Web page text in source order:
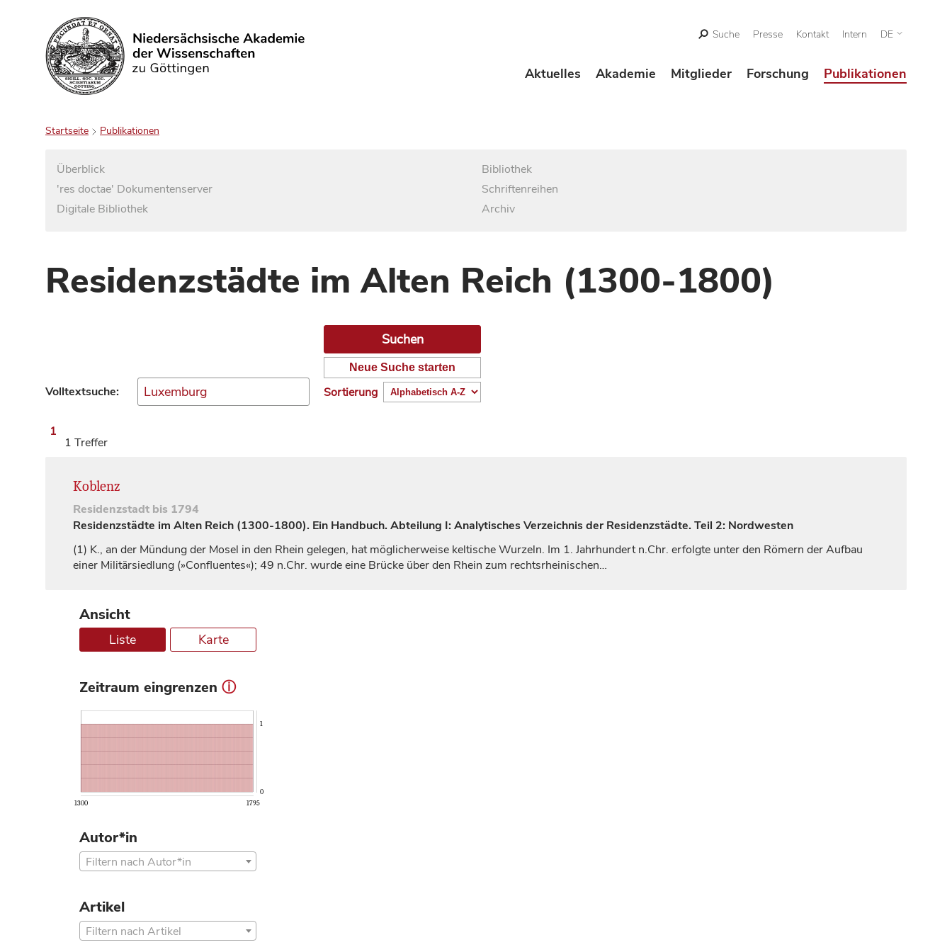
Suchen
Suche Presse Kontakt Intern DE
Aktuelles Akademie Mitglieder Forschung Publikationen
Startseite Publikationen
Überblick
'res doctae' Dokumentenserver
Digitale Bibliothek
Bibliothek
Schriftenreihen
Archiv
Residenzstädte im Alten Reich (1300-1800)
Volltextsuche:
Neue Suche starten
Sortierung
1
1 Treffer
Koblenz
Residenzstadt bis 1794
Residenzstädte im Alten Reich (1300-1800). Ein Handbuch. Abteilung I: Analytisches Verzeichnis der Residenzstädte. Teil 2: Nordwesten
(1) K., an der Mündung der Mosel in den Rhein gelegen, hat möglicherweise keltische Wurzeln. Im 1. Jahrhundertn.Chr. erfolgte unter den Römern der Aufbau
einer Militärsiedlung (»Confluentes«); 49 n.Chr. wurde eine Brücke über den Rhein zum rechtsrheinischen…
Ansicht
Liste Karte
Zeitraum eingrenzen ⓘ
1300 1795
0
1
Autor*in
Filtern nach Autor*in
Artikel
Filtern nach Artikel